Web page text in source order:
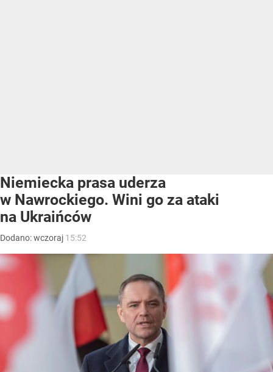
Niemiecka prasa uderza
w Nawrockiego. Wini go za ataki
na Ukraińców
Dodano:wczoraj 15:52